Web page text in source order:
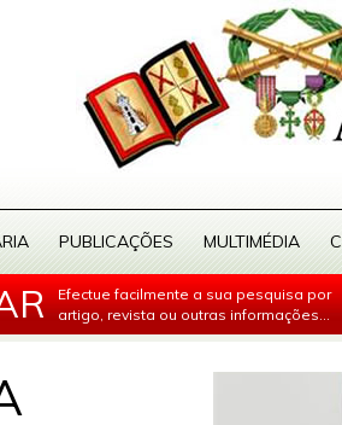
PUBLICAÇÕES MULTIMÉDIA
Efectue facilmente a sua pesquisa por
artigo, revista ou outras informações...